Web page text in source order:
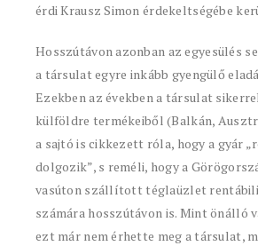
érdi Krausz Simon érdekeltségébe
Hosszútávon azonban az egyesülés
a társulat egyre inkább gyengülő
Ezekben az években a társulat
külföldre termékeiből (Balkán,
a sajtó is cikkezett róla, hogy a gyár
dolgozik”, s reméli, hogy a
vasúton szállított téglaüzlet
számára hosszútávon is. Mint önálló
ezt már nem érhette meg a társulat,